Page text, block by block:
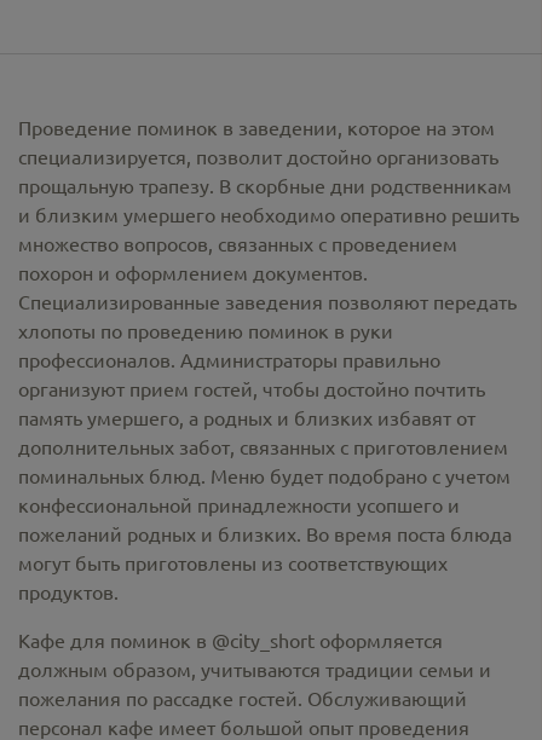
Проведение поминок в заведении, которое на этом
специализируется, позволит достойно организовать
прощальную трапезу. В скорбные дни родственникам
и близким умершего необходимо оперативно решить
множество вопросов, связанных с проведением
похорон и оформлением документов.
Специализированные заведения позволяют передать
хлопоты по проведению поминок в руки
профессионалов. Администраторы правильно
организуют прием гостей, чтобы достойно почтить
память умершего, а родных и близких избавят от
дополнительных забот, связанных с приготовлением
поминальных блюд. Меню будет подобрано с учетом
конфессиональной принадлежности усопшего и
пожеланий родных и близких. Во время поста блюда
могут быть приготовлены из соответствующих
продуктов.
Кафе для поминок в @city_short оформляется
должным образом, учитываются традиции семьи и
пожелания по рассадке гостей. Обслуживающий
персонал кафе имеет большой опыт проведения